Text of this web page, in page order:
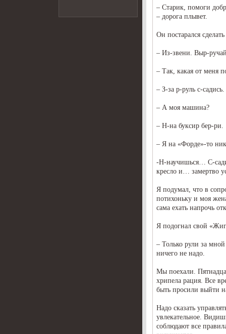
– Старик, помоги
– дорога плывет.
Он постарался
– Из-звени. Выр-
– Так, какая от меня
– З-за р-руль с-садись.
– А моя машина?
– Н-на буксир бер-ри.
– Я на «Форде»-то
-Н-научишься… С-
кресло и… замертво
Я подумал, что в
потихоньку и моя
сама ехать напрочь
Я подогнал свой
– Только рули за
ничего не надо.
Мы поехали.
хрипела рация. Все
быть просили выйти
Надо сказать
увлекательное.
соблюдают все